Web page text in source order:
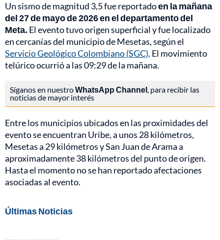
Un sismo de magnitud 3,5 fue reportadoen la mañana
del 27 de mayo de 2026 en el departamento del
Meta. El evento tuvo origen superficial y fue localizado
en cercanías del municipio de Mesetas, según el
Servicio Geológico Colombiano (SGC). El movimiento
telúrico ocurrió a las 09:29 de la mañana.
Síganos en nuestroWhatsApp Channel, para recibir las
noticias de mayor interés
Entre los municipios ubicados en las proximidades del
evento se encuentran Uribe, a unos 28 kilómetros,
Mesetas a 29 kilómetros y San Juan de Arama a
aproximadamente 38 kilómetros del punto de origen.
Hasta el momento no se han reportado afectaciones
asociadas al evento.
Últimas Noticias